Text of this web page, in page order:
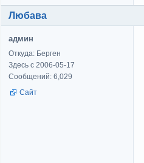
Любава
админ
Откуда: Берген
Здесь с 2006-05-17
Сообщений: 6,029
Сайт